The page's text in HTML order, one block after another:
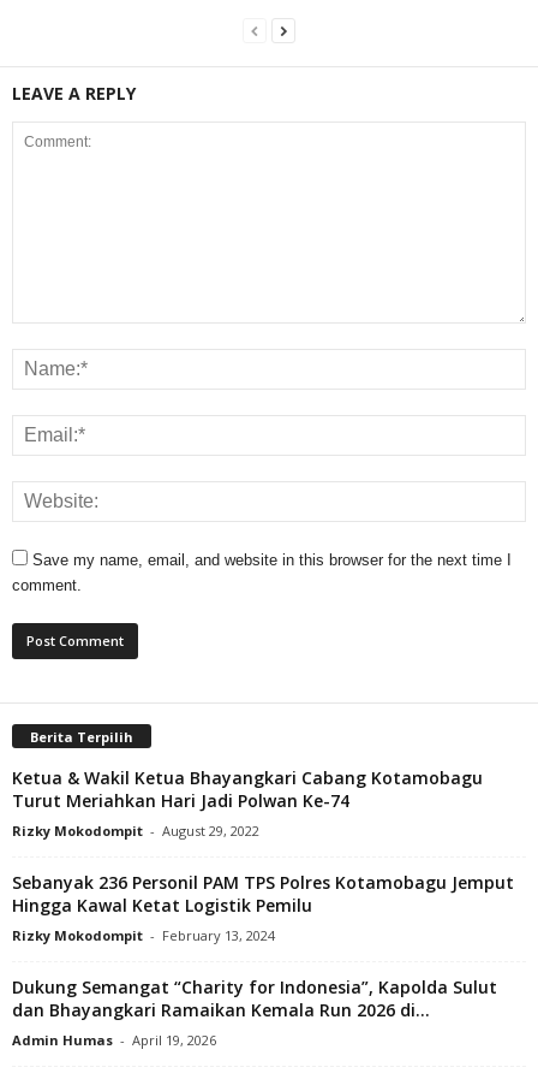
LEAVE A REPLY
Save my name, email, and website in this browser for the next time I
comment.
Berita Terpilih
Ketua & Wakil Ketua Bhayangkari Cabang Kotamobagu
Turut Meriahkan Hari Jadi Polwan Ke-74
Rizky Mokodompit - August 29, 2022
Sebanyak 236 Personil PAM TPS Polres Kotamobagu Jemput
Hingga Kawal Ketat Logistik Pemilu
Rizky Mokodompit - February 13, 2024
Dukung Semangat “Charity for Indonesia”, Kapolda Sulut
dan Bhayangkari Ramaikan Kemala Run 2026 di...
Admin Humas - April 19, 2026